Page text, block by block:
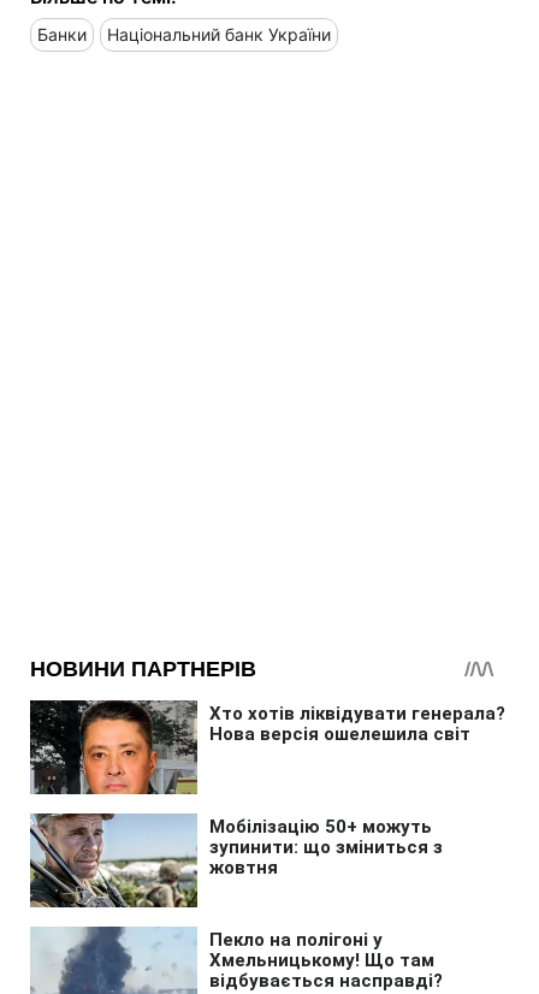
Банки Національний банк України